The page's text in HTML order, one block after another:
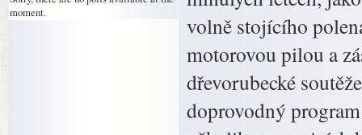
moment.
volně stojícího
motorovou pilou a
dřevorubecké
doprovodný